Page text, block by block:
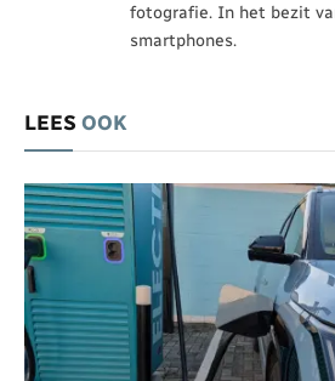
fotografie. In het bezit
smartphones.
LEES OOK